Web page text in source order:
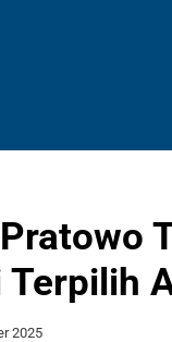
Terpilih
2025